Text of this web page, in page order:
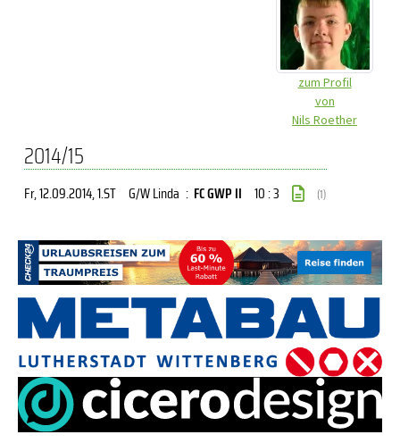
zum Profil
von
Nils Roether
2014/15
Fr, 12.09.2014, 1.ST G/W Linda : FC GWP II 10 : 3 (1)